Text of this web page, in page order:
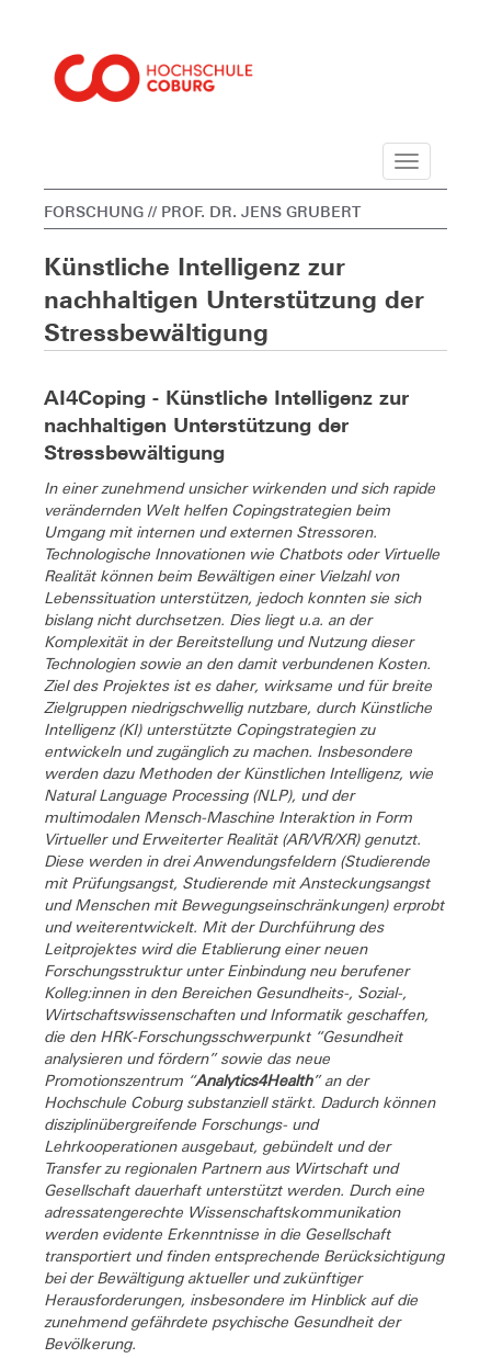
Navigation
FORSCHUNG // PROF. DR. JENS GRUBERT
Künstliche Intelligenz zur
nachhaltigen Unterstützung der
Stressbewältigung
AI4Coping - Künstliche Intelligenz zur
nachhaltigen Unterstützung der
Stressbewältigung
In einer zunehmend unsicher wirkenden und sich rapide
verändernden Welt helfen Copingstrategien beim
Umgang mit internen und externen Stressoren.
Technologische Innovationen wie Chatbots oder Virtuelle
Realität können beim Bewältigen einer Vielzahl von
Lebenssituation unterstützen, jedoch konnten sie sich
bislang nicht durchsetzen. Dies liegt u.a. an der
Komplexität in der Bereitstellung und Nutzung dieser
Technologien sowie an den damit verbundenen Kosten.
Ziel des Projektes ist es daher, wirksame und für breite
Zielgruppen niedrigschwellig nutzbare, durch Künstliche
Intelligenz (KI) unterstützte Copingstrategien zu
entwickeln und zugänglich zu machen. Insbesondere
werden dazu Methoden der Künstlichen Intelligenz, wie
Natural Language Processing (NLP), und der
multimodalen Mensch-Maschine Interaktion in Form
Virtueller und Erweiterter Realität (AR/VR/XR) genutzt.
Diese werden in drei Anwendungsfeldern (Studierende
mit Prüfungsangst, Studierende mit Ansteckungsangst
und Menschen mit Bewegungseinschränkungen) erprobt
und weiterentwickelt. Mit der Durchführung des
Leitprojektes wird die Etablierung einer neuen
Forschungsstruktur unter Einbindung neu berufener
Kolleg:innen in den Bereichen Gesundheits-, Sozial-,
Wirtschaftswissenschaften und Informatik geschaffen,
die den HRK-Forschungsschwerpunkt “Gesundheit
analysieren und fördern” sowie das neue
Promotionszentrum “Analytics4Health” an der
Hochschule Coburg substanziell stärkt. Dadurch können
disziplinübergreifende Forschungs- und
Lehrkooperationen ausgebaut, gebündelt und der
Transfer zu regionalen Partnern aus Wirtschaft und
Gesellschaft dauerhaft unterstützt werden. Durch eine
adressatengerechte Wissenschaftskommunikation
werden evidente Erkenntnisse in die Gesellschaft
transportiert und finden entsprechende Berücksichtigung
bei der Bewältigung aktueller und zukünftiger
Herausforderungen, insbesondere im Hinblick auf die
zunehmend gefährdete psychische Gesundheit der
Bevölkerung.